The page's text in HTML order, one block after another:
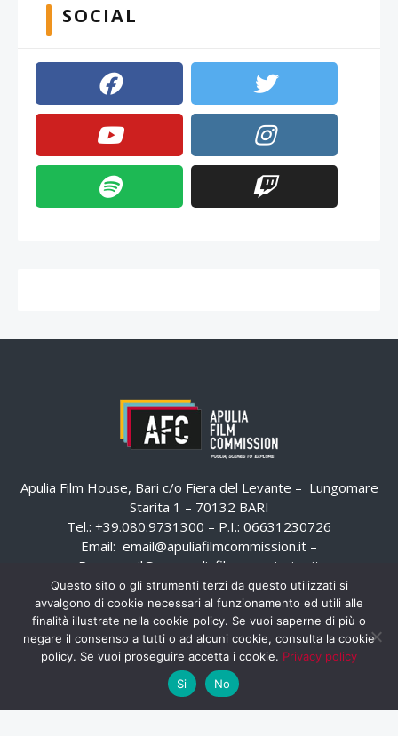
SOCIAL
Apulia Film House, Bari c/o Fiera del Levante – Lungomare
Starita 1 – 70132 BARI
Tel.: +39.080.9731300 – P.I.: 06631230726
Email: email@apuliafilmcommission.it –
Pec:
email@pec.apuliafilmcommission.it
Questo sito o gli strumenti terzi da questo utilizzati si
avvalgono di cookie necessari al funzionamento ed utili alle
finalità illustrate nella cookie policy. Se vuoi saperne di più o
negare il consenso a tutti o ad alcuni cookie, consulta la cookie
policy. Se vuoi proseguire accetta i cookie. Privacy policy
Si
No